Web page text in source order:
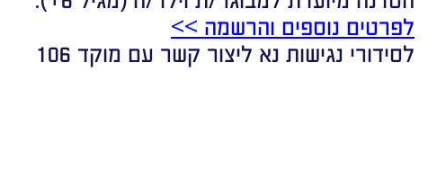
לפרטים נוספים והרשמה >>
לסידורי נגישות נא ליצור קשר עם מוקד 106